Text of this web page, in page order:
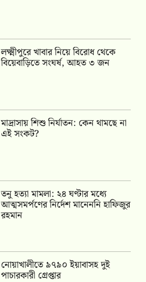
লক্ষ্মীপুরে খাবার নিয়ে বিরোধ থেকে
বিয়েবাড়িতে সংঘর্ষ, আহত ৩ জন
মাদ্রাসায় শিশু নির্যাতন: কেন থামছে না
এই সংকট?
তনু হত্যা মামলা: ২৪ ঘণ্টার মধ্যে
আত্মসমর্পণের নির্দেশ মানেননি হাফিজুর
রহমান
নোয়াখালীতে ৯৭৯০ ইয়াবাসহ দুই
পাচারকারী গ্রেপ্তার